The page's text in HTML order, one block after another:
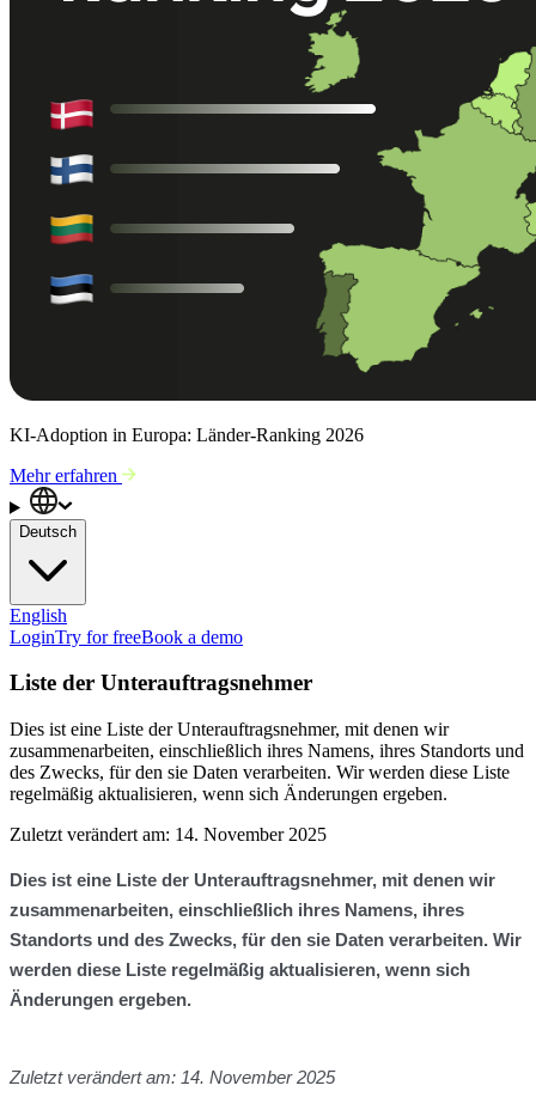
KI-Adoption in Europa: Länder-Ranking 2026
Mehr erfahren
Deutsch
English
LoginTry for freeBook a demo
Liste der Unterauftragsnehmer
Dies ist eine Liste der Unterauftragsnehmer, mit denen wir
zusammenarbeiten, einschließlich ihres Namens, ihres Standorts und
des Zwecks, für den sie Daten verarbeiten. Wir werden diese Liste
regelmäßig aktualisieren, wenn sich Änderungen ergeben.
Zuletzt verändert am: 14. November 2025
Dies ist eine Liste der Unterauftragsnehmer, mit denen wir
zusammenarbeiten, einschließlich ihres Namens, ihres
Standorts und des Zwecks, für den sie Daten verarbeiten. Wir
werden diese Liste regelmäßig aktualisieren, wenn sich
Änderungen ergeben.
Zuletzt verändert am: 14. November 2025